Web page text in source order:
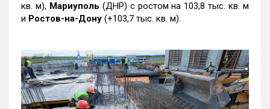
кв. м), Мариуполь (ДНР) с ростом на 103,8 тыс. кв. м
и Ростов-на-Дону (+103,7 тыс. кв. м).